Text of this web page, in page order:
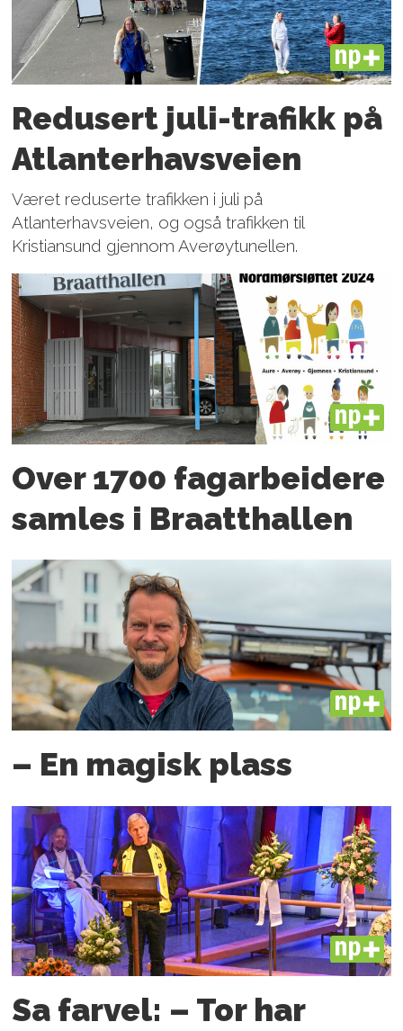
PLUS
Redusert juli-trafikk på
Atlanter­havsveien
Været reduserte trafikken i juli på
Atlanterhavsveien, og også trafikken til
Kristiansund gjennom Averøytunellen.
PLUS
Over 1700 fagarbeidere
samles i Braatthallen
PLUS
– En magisk plass
PLUS
Sa farvel: – Tor har